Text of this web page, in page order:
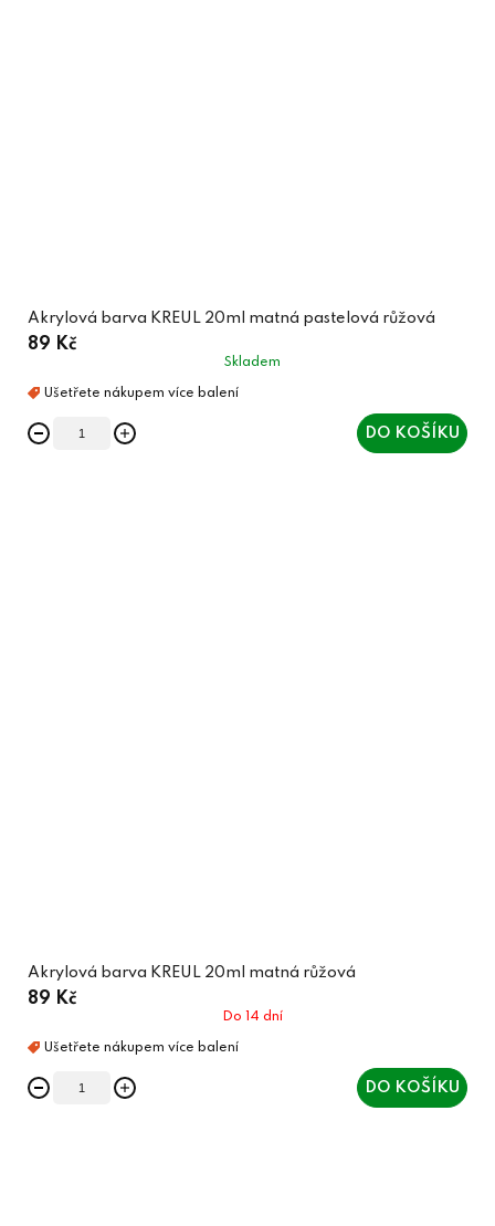
Akrylová barva KREUL 20ml matná pastelová růžová
89 Kč
Skladem
DO KOŠÍKU
Akrylová barva KREUL 20ml matná růžová
89 Kč
Do 14 dní
DO KOŠÍKU